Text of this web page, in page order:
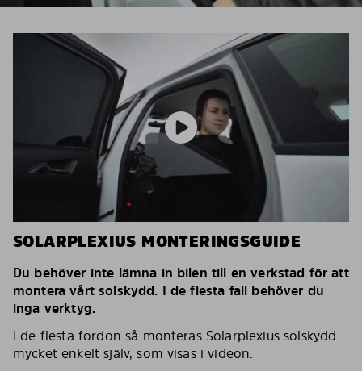
SOLARPLEXIUS MONTERINGSGUIDE
Du behöver inte lämna in bilen till en verkstad för att
montera vårt solskydd. I de flesta fall behöver du
inga verktyg.
I de flesta fordon så monteras Solarplexius solskydd
mycket enkelt själv, som visas i videon.